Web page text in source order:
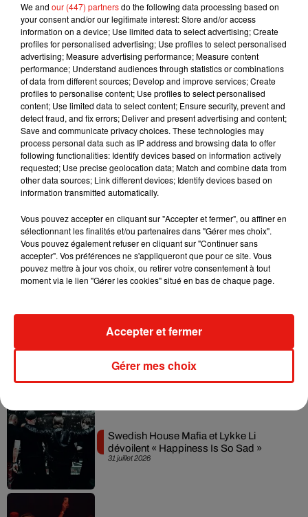
Musique
7 août 2026
RÜFÜS DU SOL annonce un nouvel
album après sa tournée mondiale
7 août 2026
Angèle et Amélie Lens dévoilent leur
collaboration tant attendue
6 août 2026
Il y a 10 ans, DJ Snake changeait de
dimension avec son premier...
3 août 2026
31 juillet 2026
Swedish House Mafia et Lykke Li
dévoilent « Happiness Is So Sad »
We and our (447) partnersdo the following data processing based on
your consent and/or our legitimate interest: Store and/or access
information on a device; Use limited data to select advertising; Create
profiles for personalised advertising; Use profiles to select personalised
advertising; Measure advertising performance; Measure content
performance; Understand audiences through statistics or combinations
of data from different sources; Develop and improve services; Create
profiles to personalise content; Use profiles to select personalised
content; Use limited data to select content; Ensure security, prevent and
detect fraud, and fix errors; Deliver and present advertising and content;
Save and communicate privacy choices. These technologies may
process personal data such as IP address and browsing data to offer
following functionalities: Identify devices based on information actively
requested; Use precise geolocation data; Match and combine data from
other data sources; Link different devices; Identify devices based on
information transmitted automatically.
Vous pouvez accepter en cliquant sur "Accepter et fermer", ou affiner en
sélectionnant les finalités et/ou partenaires dans "Gérer mes choix".
Vous pouvez également refuser en cliquant sur "Continuer sans
accepter". Vos préférences ne s'appliqueront que pour ce site. Vous
pouvez mettre à jour vos choix, ou retirer votre consentement à tout
moment via le lien "Gérer les cookies" situé en bas de chaque page.
Gérer mes choix
Accepter et fermer